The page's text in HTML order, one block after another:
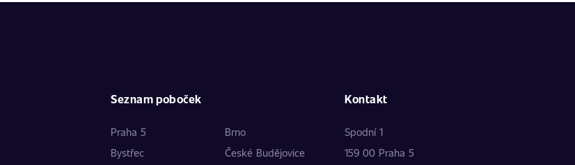
Seznam poboček
Praha 5
Brno
Bystřec
České Budějovice
Kontakt
Spodní 1
159 00 Praha 5